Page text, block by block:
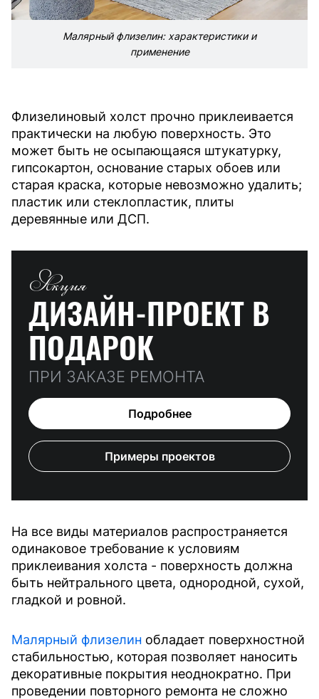
Малярный флизелин: характеристики и
применение
Флизелиновый холст прочно приклеивается
практически на любую поверхность. Это
может быть не осыпающаяся штукатурку,
гипсокартон, основание старых обоев или
старая краска, которые невозможно удалить;
пластик или стеклопластик, плиты
деревянные или ДСП.
Акция
ДИЗАЙН-ПРОЕКТ В
ПОДАРОК
ПРИ ЗАКАЗЕ РЕМОНТА
Подробнее
Примеры проектов
На все виды материалов распространяется
одинаковое требование к условиям
приклеивания холста - поверхность должна
быть нейтрального цвета, однородной, сухой,
гладкой и ровной.
Малярный флизелин обладает поверхностной
стабильностью, которая позволяет наносить
декоративные покрытия неоднократно. При
проведении повторного ремонта не сложно